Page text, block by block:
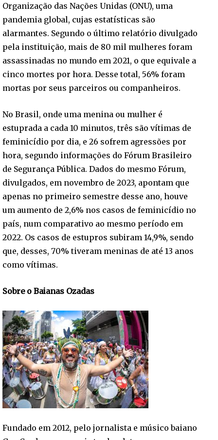
Organização das Nações Unidas (ONU), uma
pandemia global, cujas estatísticas são
alarmantes. Segundo o último relatório divulgado
pela instituição, mais de 80 mil mulheres foram
assassinadas no mundo em 2021, o que equivale a
cinco mortes por hora. Desse total, 56% foram
mortas por seus parceiros ou companheiros.
No Brasil, onde uma menina ou mulher é
estuprada a cada 10 minutos, três são vítimas de
feminicídio por dia, e 26 sofrem agressões por
hora, segundo informações do Fórum Brasileiro
de Segurança Pública. Dados do mesmo Fórum,
divulgados, em novembro de 2023, apontam que
apenas no primeiro semestre desse ano, houve
um aumento de 2,6% nos casos de feminicídio no
país, num comparativo ao mesmo período em
2022. Os casos de estupros subiram 14,9%, sendo
que, desses, 70% tiveram meninas de até 13 anos
como vítimas.
Sobre o Baianas Ozadas
Fundado em 2012, pelo jornalista e músico baiano